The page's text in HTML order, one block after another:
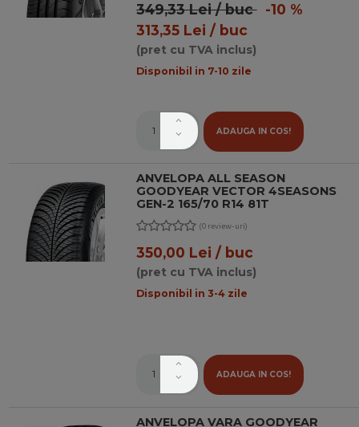
349,33 Lei / buc-10 %
313,35 Lei / buc
(pret cu TVA inclus)
Disponibil in 7-10 zile
ADAUGA IN COS!
ANVELOPA ALL SEASON
GOODYEAR VECTOR 4SEASONS
GEN-2 165/70 R14 81T
(0 review-uri)
350,00 Lei / buc
(pret cu TVA inclus)
Disponibil in 3-4 zile
ADAUGA IN COS!
ANVELOPA VARA GOODYEAR